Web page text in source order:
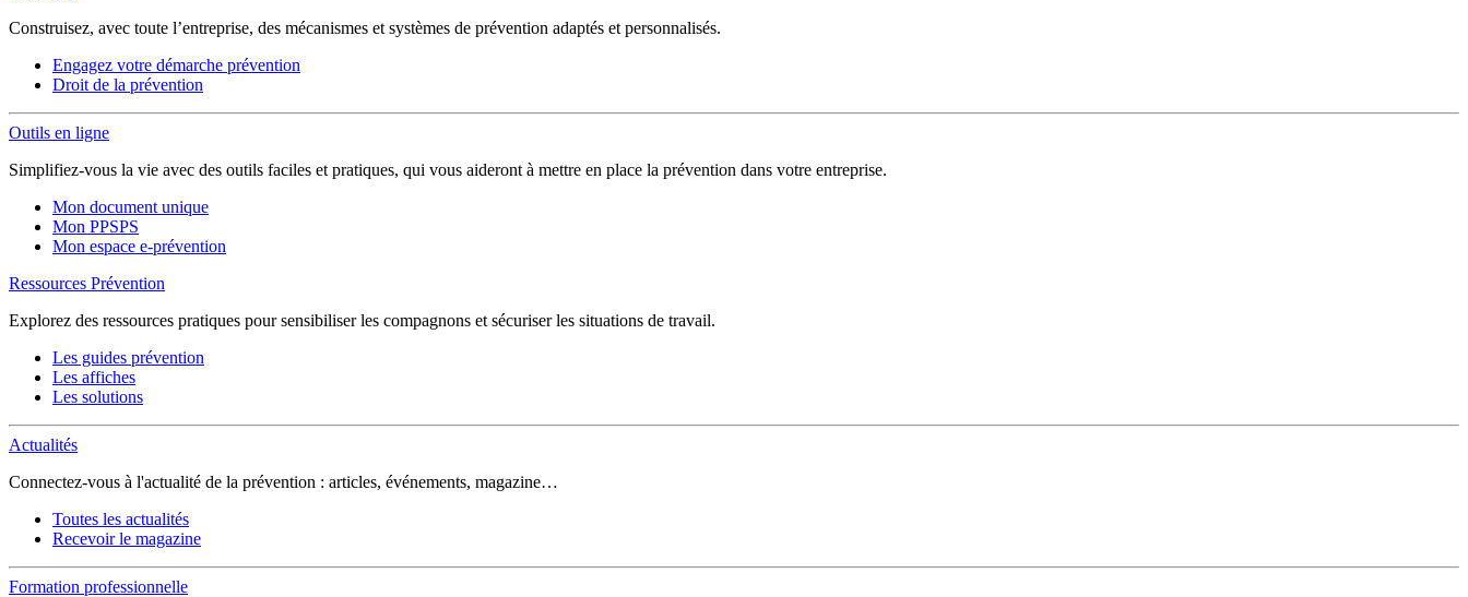
Construisez, avec toute l’entreprise, des mécanismes et systèmes de prévention adaptés et personnalisés.
Engagez votre démarche prévention
Droit de la prévention
Outils en ligne
Simplifiez-vous la vie avec des outils faciles et pratiques, qui vous aideront à mettre en place la prévention dans votre entreprise.
Mon document unique
Mon PPSPS
Mon espace e-prévention
Ressources Prévention
Explorez des ressources pratiques pour sensibiliser les compagnons et sécuriser les situations de travail.
Les guides prévention
Les affiches
Les solutions
Actualités
Connectez-vous à l'actualité de la prévention : articles, événements, magazine…
Toutes les actualités
Recevoir le magazine
Formation professionnelle